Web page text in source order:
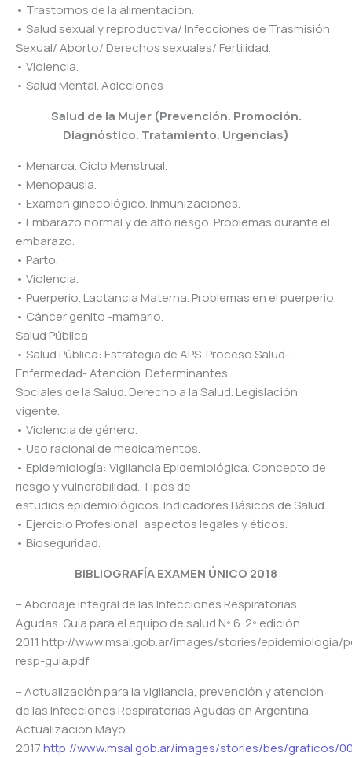
• Trastornos de la alimentación.
• Salud sexual y reproductiva/ Infecciones de Trasmisión
Sexual/ Aborto/ Derechos sexuales/ Fertilidad.
• Violencia.
• Salud Mental. Adicciones
Salud de la Mujer (Prevención. Promoción.
Diagnóstico. Tratamiento. Urgencias)
• Menarca. Ciclo Menstrual.
• Menopausia.
• Examen ginecológico. Inmunizaciones.
• Embarazo normal y de alto riesgo. Problemas durante el
embarazo.
• Parto.
• Violencia.
• Puerperio. Lactancia Materna. Problemas en el puerperio.
• Cáncer genito -mamario.
Salud Pública
• Salud Pública: Estrategia de APS. Proceso Salud-
Enfermedad- Atención. Determinantes
Sociales de la Salud. Derecho a la Salud. Legislación
vigente.
• Violencia de género.
• Uso racional de medicamentos.
• Epidemiología: Vigilancia Epidemiológica. Concepto de
riesgo y vulnerabilidad. Tipos de
estudios epidemiológicos. Indicadores Básicos de Salud.
• Ejercicio Profesional: aspectos legales y éticos.
• Bioseguridad.
BIBLIOGRAFÍA EXAMEN ÚNICO 2018
– Abordaje Integral de las Infecciones Respiratorias
Agudas. Guía para el equipo de salud Nº 6. 2º edición.
2011 http://www.msal.gob.ar/images/stories/epidemiologia/
resp-guia.pdf
– Actualización para la vigilancia, prevención y atención
de las Infecciones Respiratorias Agudas en Argentina.
Actualización Mayo
2017http://www.msal.gob.ar/images/stories/bes/graficos/